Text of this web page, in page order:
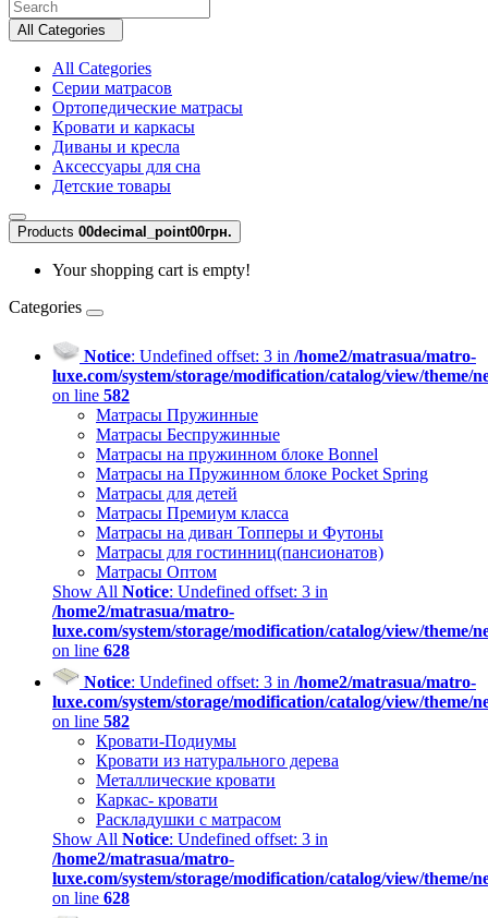
All Categories
All Categories
Серии матрасов
Ортопедические матрасы
Кровати и каркасы
Диваны и кресла
Аксессуары для сна
Детские товары
Products 00decimal_point00грн.
Your shopping cart is empty!
Categories
Notice: Undefined offset: 3 in /home2/matrasua/matro-
luxe.com/system/storage/modification/catalog/view/theme/
on line 582
Матрасы Пружинные
Матрасы Беспружинные
Матрасы на пружинном блоке Bonnel
Матрасы на Пружинном блоке Pocket Spring
Матрасы для детей
Матрасы Премиум класса
Матрасы на диван Топперы и Футоны
Матрасы для гостинниц(пансионатов)
Матрасы Оптом
Show All Notice: Undefined offset: 3 in
/home2/matrasua/matro-
luxe.com/system/storage/modification/catalog/view/theme/
on line 628
Notice: Undefined offset: 3 in /home2/matrasua/matro-
luxe.com/system/storage/modification/catalog/view/theme/
on line 582
Кровати-Подиумы
Кровати из натурального дерева
Металлические кровати
Каркас- кровати
Раскладушки с матрасом
Show All Notice: Undefined offset: 3 in
/home2/matrasua/matro-
luxe.com/system/storage/modification/catalog/view/theme/
on line 628